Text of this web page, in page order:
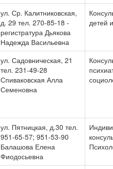
ул. Ср. Калитниковская,
д. 29 тел. 270-85-18 -
регистратура Дьякова
Надежда Васильевна
детей
ул. Садовническая, 21
тел. 231-49-28
Спиваковская Алла
Семеновна
ул. Пятницкая, д.30 тел.
951-65-57; 951-53-90
Балашова Елена
Фиодосьевна